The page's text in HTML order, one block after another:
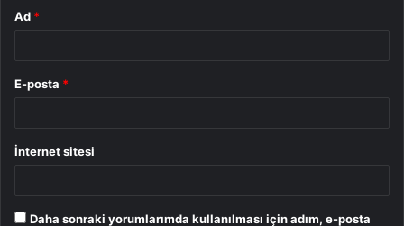
Ad *
E-posta *
İnternet sitesi
Daha sonraki yorumlarımda kullanılması için adım, e-posta